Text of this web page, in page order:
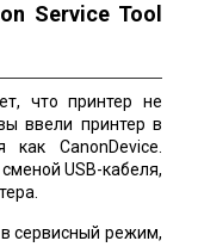
Service Tool
что принтер не
ввели принтер в
CanonDevice.
USB-кабеля,
сервисный режим,